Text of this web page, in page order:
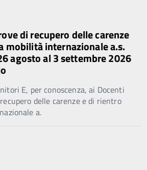
di recupero delle carenze
mobilità internazionale a.s.
agosto al 3 settembre 2026
E, per conoscenza, ai Docenti
delle carenze e di rientro
a.